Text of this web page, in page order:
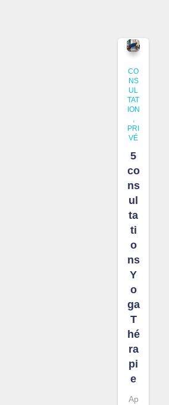
CO
NS
UL
TAT
ION
PRI
VÉ
5
co
ns
ul
ta
ti
o
ns
Y
o
ga
T
hé
ra
pi
e
Ap